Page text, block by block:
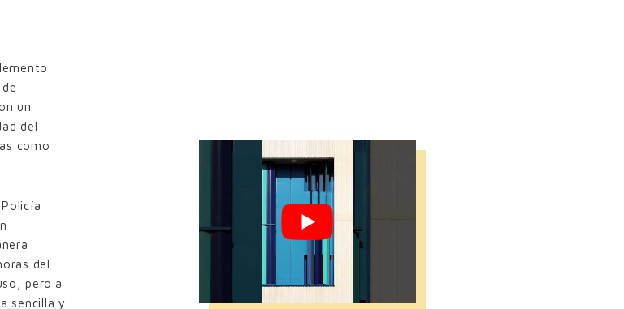
un
del
como
del
pero a
sencilla y